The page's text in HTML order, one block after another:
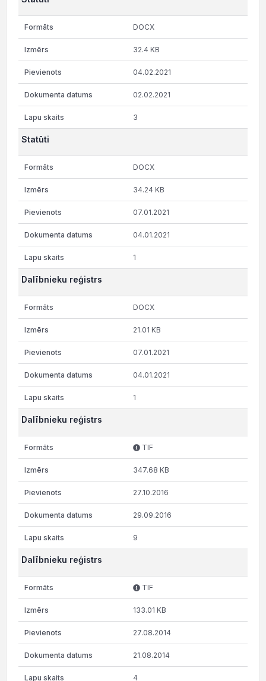
DOCX
32.4 KB
04.02.2021
02.02.2021
3
Statūti
DOCX
34.24 KB
07.01.2021
04.01.2021
1
Dalībnieku reģistrs
DOCX
21.01 KB
07.01.2021
04.01.2021
1
Dalībnieku reģistrs
TIF
347.68 KB
27.10.2016
29.09.2016
9
Dalībnieku reģistrs
TIF
133.01 KB
27.08.2014
21.08.2014
4